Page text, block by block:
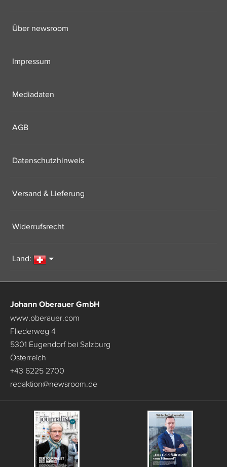
Über newsroom
Impressum
Mediadaten
AGB
Datenschutzhinweis
Versand & Lieferung
Widerrufsrecht
Land:
Johann Oberauer GmbH
www.oberauer.com
Fliederweg 4
5301 Eugendorf bei Salzburg
Österreich
+43 6225 2700
redaktion@newsroom.de